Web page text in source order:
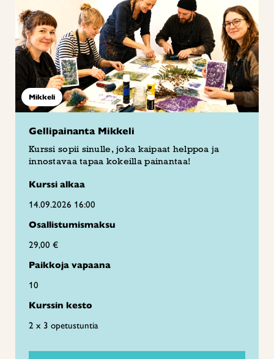
Mikkeli
Gellipainanta Mikkeli
Kurssi sopii sinulle, joka kaipaat helppoa ja
innostavaa tapaa kokeilla painantaa!
Kurssi alkaa
14.09.2026 16:00
Osallistumismaksu
29,00 €
Paikkoja vapaana
10
Kurssin kesto
2 x 3 opetustuntia